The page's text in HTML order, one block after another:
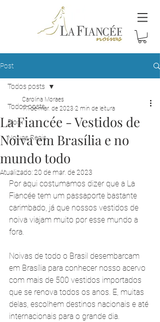
Post
Todos posts
Blog
Noivas Reais
Todos posts
La Fiancée - Vestidos de
Noiva em Brasília e no
mundo todo
Carolina Moraes
17 de mar. de 2023 2 min de leitura
Atualizado:20 de mar. de 2023
Por aqui costumamos dizer que a La
Fiancée tem um passaporte bastante
carimbado, já que nossos vestidos de
noiva viajam muito por esse mundo a
fora.
Noivas de todo o Brasil desembarcam
em Brasília para conhecer nosso acervo
com mais de 500 vestidos importados
que se renova todos os anos. E, muitas
delas, escolhem destinos nacionais e até
internacionais para o grande dia.